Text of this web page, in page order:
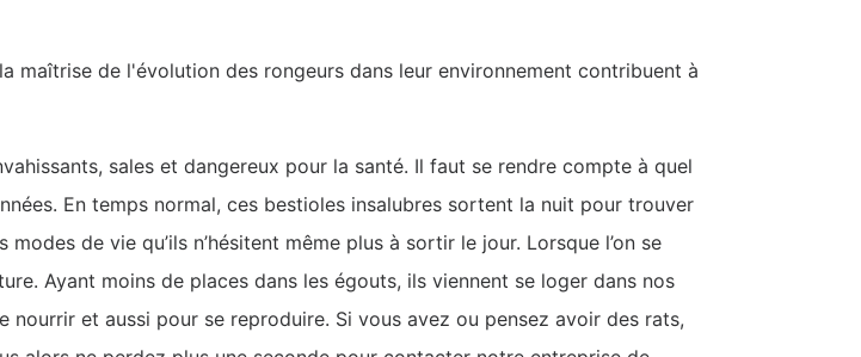
maîtrise de l'évolution des rongeurs dans leur environnement contribuent à
sales et dangereux pour la santé. Il faut se rendre compte à quel
En temps normal, ces bestioles insalubres sortent la nuit pour trouver
de vie qu’ils n’hésitent même plus à sortir le jour. Lorsque l’on se
Ayant moins de places dans les égouts, ils viennent se loger dans nos
et aussi pour se reproduire. Si vous avez ou pensez avoir des rats,